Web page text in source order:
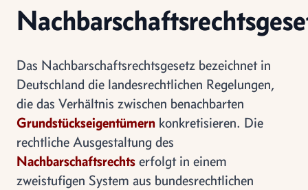
Das Nachbarschaftsrechtsgesetz bezeichnet in
Deutschland die landesrechtlichen Regelungen,
die das Verhältnis zwischen benachbarten
Grundstückseigentümern konkretisieren. Die
rechtliche Ausgestaltung des
Nachbarschaftsrechts erfolgt in einem
zweistufigen System aus bundesrechtlichen